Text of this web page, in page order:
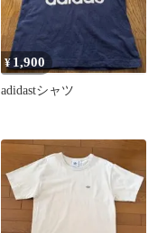
¥1,900
adidastシャツ